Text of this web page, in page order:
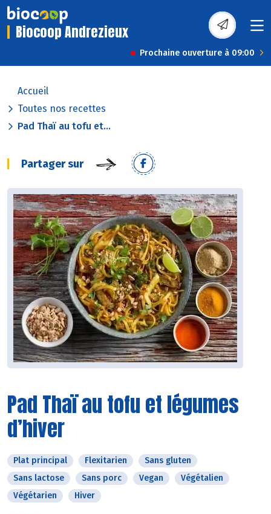
Biocoop Andrezieux
Prochaine ouverture à 09:00
Accueil
Toutes nos recettes
Pad Thaï au tofu et...
Partager sur
Pad Thaï au tofu et légumes
d’hiver
Plat principal Flexitarien
Sans gluten
Sans lactose
Sans porc Vegan
Végétalien
Végétarien
Hiver